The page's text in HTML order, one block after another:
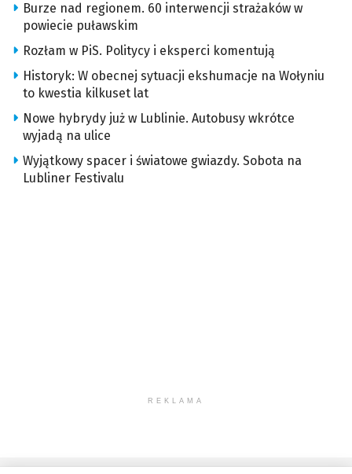
Burze nad regionem. 60 interwencji strażaków w
powiecie puławskim
Rozłam w PiS. Politycy i eksperci komentują
Historyk: W obecnej sytuacji ekshumacje na Wołyniu
to kwestia kilkuset lat
Nowe hybrydy już w Lublinie. Autobusy wkrótce
wyjadą na ulice
Wyjątkowy spacer i światowe gwiazdy. Sobota na
Lubliner Festivalu
REKLAMA